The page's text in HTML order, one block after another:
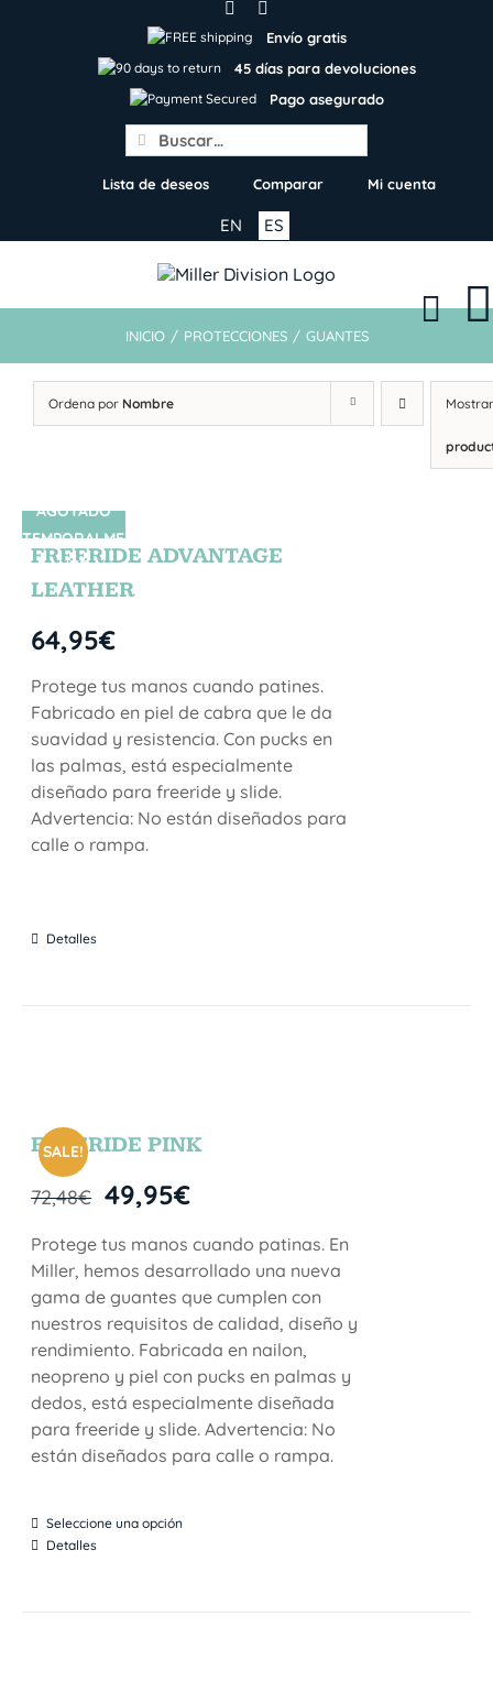
Envío gratis
45 días para devoluciones
Pago asegurado
Search
for:
Lista de deseos Comparar Mi cuenta
ES
EN
INICIO / PROTECCIONES / GUANTES
Ordena por Nombre
SIN STOCK
AGOTADO
TEMPORALME
NTE
FREERIDE ADVANTAGE
LEATHER
64,95€
Protege tus manos cuando patines.
Fabricado en piel de cabra que le da
suavidad y resistencia. Con pucks en
las palmas, está especialmente
diseñado para freeride y slide.
Advertencia: No están diseñados para
calle o rampa.
Detalles
SALE!
FREERIDE PINK
72,48€ 49,95€
Protege tus manos cuando patinas. En
Miller, hemos desarrollado una nueva
gama de guantes que cumplen con
nuestros requisitos de calidad, diseño y
rendimiento. Fabricada en nailon,
neopreno y piel con pucks en palmas y
dedos, está especialmente diseñada
para freeride y slide. Advertencia: No
están diseñados para calle o rampa.
Seleccione una opción
Detalles